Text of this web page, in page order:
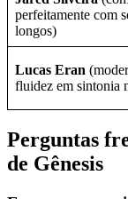
perfeitamente com
longos)
Lucas Eran
fluidez em sintonia
Perguntas
de Gênesis